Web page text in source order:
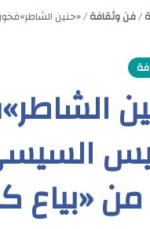
/فن وثقافة/«حنين
«بياع